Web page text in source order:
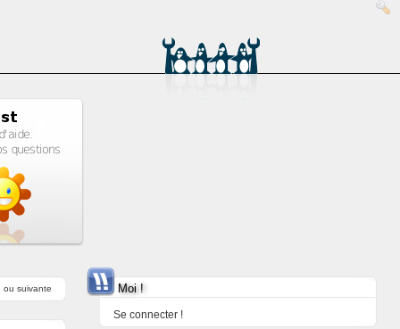
ou suivante Moi !
Se connecter !